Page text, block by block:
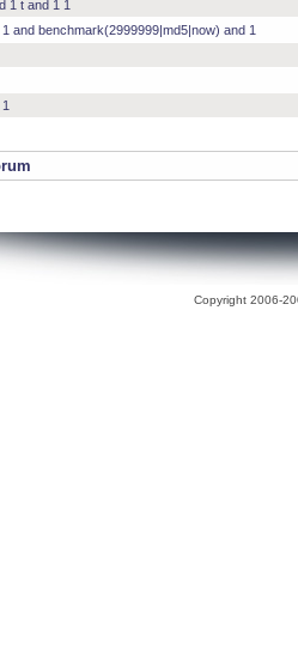
1 t and 1 1
and benchmark(2999999|md5|now) and 1
Copyright 2006-